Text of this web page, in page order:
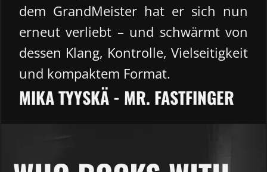
dem GrandMeister hat er sich nun
erneut verliebt – und schwärmt von
dessen Klang, Kontrolle, Vielseitigkeit
und kompaktem Format.
MIKA TYYSKÄ - MR. FASTFINGER